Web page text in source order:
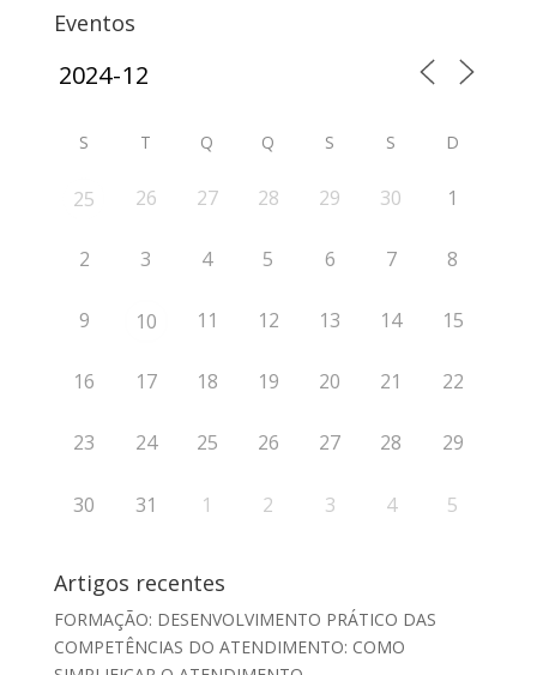
Eventos
S T Q Q S S D
25 26 27 28 29 30 1
2 3 4 5 6 7 8
9 10 11 12 13 14 15
16 17 18 19 20 21 22
23 24 25 26 27 28 29
30 31 1 2 3 4 5
Artigos recentes
FORMAÇÃO: DESENVOLVIMENTO PRÁTICO DAS
COMPETÊNCIAS DO ATENDIMENTO: COMO